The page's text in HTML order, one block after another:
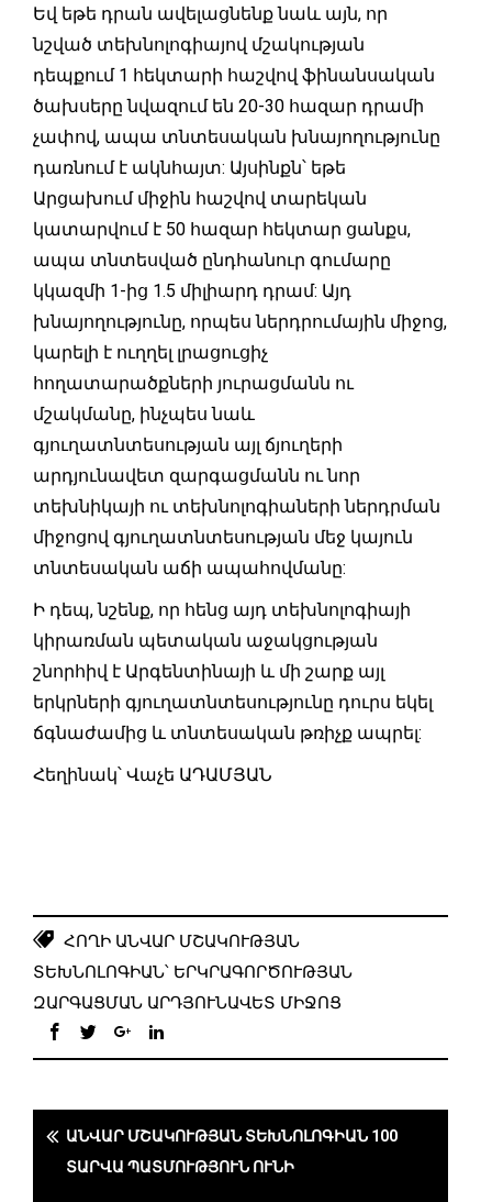
Եվ եթե դրան ավելացնենք նաև այն, որ
նշված տեխնոլոգիայով մշակության
դեպքում 1 հեկտարի հաշվով ֆինանսական
ծախսերը նվազում են 20-30 հազար դրամի
չափով, ապա տնտեսական խնայողությունը
դառնում է ակնհայտ: Այսինքն՝ եթե
Արցախում միջին հաշվով տարեկան
կատարվում է 50 հազար հեկտար ցանքս,
ապա տնտեսված ընդհանուր գումարը
կկազմի 1-ից 1.5 միլիարդ դրամ: Այդ
խնայողությունը, որպես ներդրումային միջոց,
կարելի է ուղղել լրացուցիչ
հողատարածքների յուրացմանն ու
մշակմանը, ինչպես նաև
գյուղատնտեսության այլ ճյուղերի
արդյունավետ զարգացմանն ու նոր
տեխնիկայի ու տեխնոլոգիաների ներդրման
միջոցով գյուղատնտեսության մեջ կայուն
տնտեսական աճի ապահովմանը:
Ի դեպ, նշենք, որ հենց այդ տեխնոլոգիայի
կիրառման պետական աջակցության
շնորհիվ է Արգենտինայի և մի շարք այլ
երկրների գյուղատնտեսությունը դուրս եկել
ճգնաժամից և տնտեսական թռիչք ապրել:
Հեղինակ՝ Վաչե ԱԴԱՄՅԱՆ
ՀՈՂԻ ԱՆՎԱՐ ՄՇԱԿՈՒԹՅԱՆ
ՏԵԽՆՈԼՈԳԻԱՆ՝ ԵՐԿՐԱԳՈՐԾՈՒԹՅԱՆ
ԶԱՐԳԱՑՄԱՆ ԱՐԴՅՈՒՆԱՎԵՏ ՄԻՋՈՑ
ԱՆՎԱՐ ՄՇԱԿՈՒԹՅԱՆ ՏԵԽՆՈԼՈԳԻԱՆ 100
ՏԱՐՎԱ ՊԱՏՄՈՒԹՅՈՒՆ ՈՒՆԻ